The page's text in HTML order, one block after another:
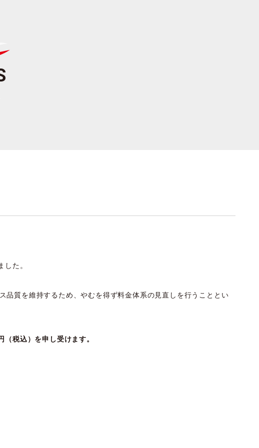
した。
質を維持するため、やむを得ず料金体系の見直しを行うこととい
税込）を申し受けます。